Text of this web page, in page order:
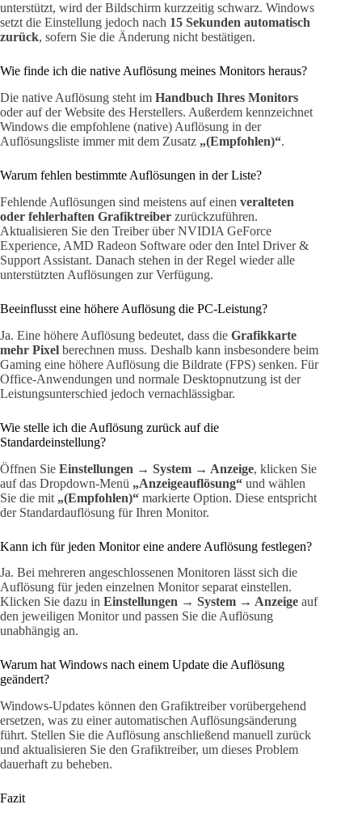
unterstützt, wird der Bildschirm kurzzeitig schwarz. Windows
setzt die Einstellung jedoch nach 15 Sekunden automatisch
zurück, sofern Sie die Änderung nicht bestätigen.
Wie finde ich die native Auflösung meines Monitors heraus?
Die native Auflösung steht im Handbuch Ihres Monitors
oder auf der Website des Herstellers. Außerdem kennzeichnet
Windows die empfohlene (native) Auflösung in der
Auflösungsliste immer mit dem Zusatz „(Empfohlen)“.
Warum fehlen bestimmte Auflösungen in der Liste?
Fehlende Auflösungen sind meistens auf einen veralteten
oder fehlerhaften Grafiktreiber zurückzuführen.
Aktualisieren Sie den Treiber über NVIDIA GeForce
Experience, AMD Radeon Software oder den Intel Driver &
Support Assistant. Danach stehen in der Regel wieder alle
unterstützten Auflösungen zur Verfügung.
Beeinflusst eine höhere Auflösung die PC-Leistung?
Ja. Eine höhere Auflösung bedeutet, dass die Grafikkarte
mehr Pixel berechnen muss. Deshalb kann insbesondere beim
Gaming eine höhere Auflösung die Bildrate (FPS) senken. Für
Office-Anwendungen und normale Desktopnutzung ist der
Leistungsunterschied jedoch vernachlässigbar.
Wie stelle ich die Auflösung zurück auf die
Standardeinstellung?
Öffnen Sie Einstellungen → System → Anzeige, klicken Sie
auf das Dropdown-Menü „Anzeigeauflösung“ und wählen
Sie die mit „(Empfohlen)“ markierte Option. Diese entspricht
der Standardauflösung für Ihren Monitor.
Kann ich für jeden Monitor eine andere Auflösung festlegen?
Ja. Bei mehreren angeschlossenen Monitoren lässt sich die
Auflösung für jeden einzelnen Monitor separat einstellen.
Klicken Sie dazu in Einstellungen → System → Anzeige auf
den jeweiligen Monitor und passen Sie die Auflösung
unabhängig an.
Warum hat Windows nach einem Update die Auflösung
geändert?
Windows-Updates können den Grafiktreiber vorübergehend
ersetzen, was zu einer automatischen Auflösungsänderung
führt. Stellen Sie die Auflösung anschließend manuell zurück
und aktualisieren Sie den Grafiktreiber, um dieses Problem
dauerhaft zu beheben.
Fazit